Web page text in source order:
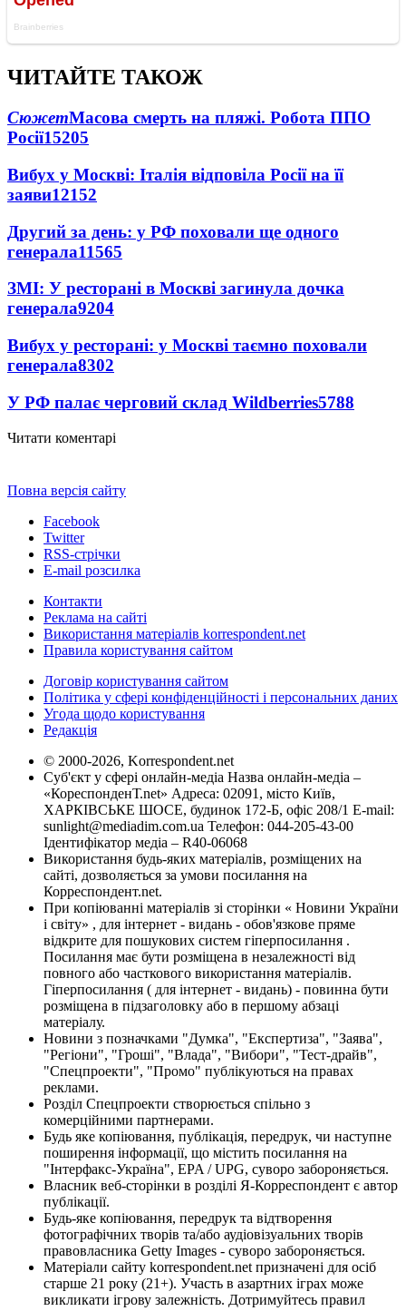
ЧИТАЙТЕ ТАКОЖ
СюжетМасова смерть на пляжі. Робота ППО
Росії15205
Вибух у Москві: Італія відповіла Росії на її
заяви12152
Другий за день: у РФ поховали ще одного
генерала11565
ЗМІ: У ресторані в Москві загинула дочка
генерала9204
Вибух у ресторані: у Москві таємно поховали
генерала8302
У РФ палає черговий склад Wildberries5788
Читати коментарі
Повна версія сайту
Facebook
Twitter
RSS-стрічки
E-mail розсилка
Контакти
Реклама на сайті
Використання матеріалів korrespondent.net
Правила користування сайтом
Договір користування сайтом
Політика у сфері конфіденційності і персональних даних
Угода щодо користування
Редакція
© 2000-2026, Korrespondent.net
Суб'єкт у сфері онлайн-медіа Назва онлайн-медіа –
«КореспонденТ.net» Адреса: 02091, місто Київ,
ХАРКІВСЬКЕ ШОСЕ, будинок 172-Б, офіс 208/1 E-mail:
sunlight@mediadim.com.ua Телефон: 044-205-43-00
Ідентифікатор медіа – R40-06068
Використання будь-яких матеріалів, розміщених на
сайті, дозволяється за умови посилання на
Корреспондент.net.
При копіюванні матеріалів зі сторінки « Новини України
і світу» , для інтернет - видань - обов'язкове пряме
відкрите для пошукових систем гіперпосилання .
Посилання має бути розміщена в незалежності від
повного або часткового використання матеріалів.
Гіперпосилання ( для інтернет - видань) - повинна бути
розміщена в підзаголовку або в першому абзаці
матеріалу.
Новини з позначками "Думка", "Експертиза", "Заява",
"Регіони", "Гроші", "Влада", "Вибори", "Тест-драйв",
"Спецпроекти", "Промо" публікуються на правах
реклами.
Розділ Спецпроекти створюється спільно з
комерційними партнерами.
Будь яке копіювання, публікація, передрук, чи наступне
поширення інформації, що містить посилання на
"Інтерфакс-Україна", EPA / UPG, суворо забороняється.
Власник веб-сторінки в розділі Я-Корреспондент є автор
публікації.
Будь-яке копіювання, передрук та відтворення
фотографічних творів та/або аудіовізуальних творів
правовласника Getty Images - суворо забороняється.
Матеріали сайту korrespondent.net призначені для осіб
старше 21 року (21+). Участь в азартних іграх може
викликати ігрову залежність. Дотримуйтесь правил